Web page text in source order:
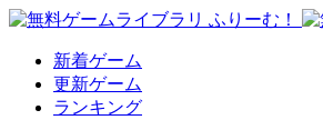
新着ゲーム
更新ゲーム
ランキング